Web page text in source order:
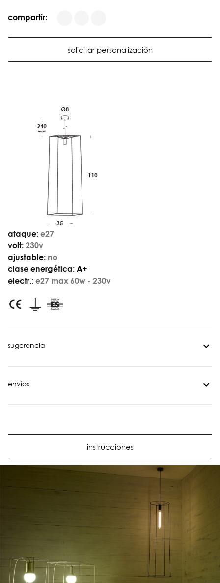
compartir:
solicitar personalización
ataque: e27
volt: 230v
ajustable: no
clase energética: A+
electr.: e27 max 60w - 230v
sugerencia
envíos
instrucciones